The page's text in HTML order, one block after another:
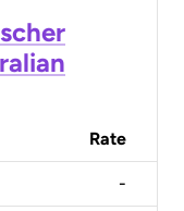
Rate
-